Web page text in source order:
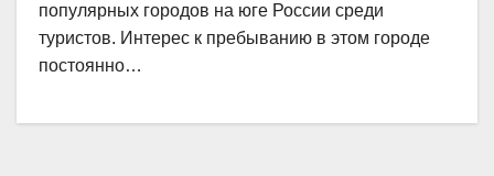
популярных городов на юге России среди
туристов. Интерес к пребыванию в этом городе
постоянно…